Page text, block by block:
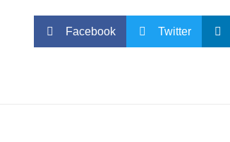
Facebook Twitter